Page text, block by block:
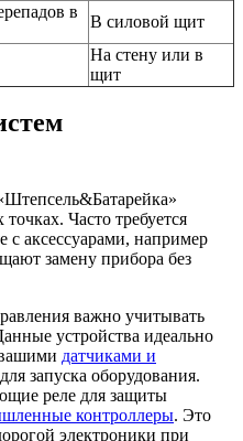
в
В силовой щит
На стену или в
щит
Часто требуется
с аксессуарами, например
замену прибора без
важно учитывать
устройства идеально
датчиками и
запуска оборудования.
реле для защиты
контроллеры. Это
электроники при